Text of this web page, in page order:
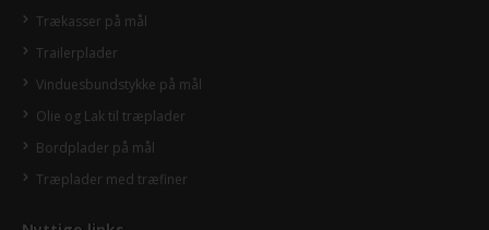
Trækasser på mål
Trailerplader
Vinduesbundstykke på mål
Olie og Lak til træplader
Bordplader på mål
Træplader med træfiner